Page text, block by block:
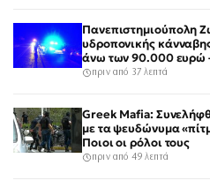
Πανεπιστημιούπολη
υδροπονικής
άνω των 90.000 ευρώ
πριν από 37 λεπτά
Greek Mafia:
με τα ψευδώνυμα
Ποιοι οι ρόλοι τους
πριν από 49 λεπτά